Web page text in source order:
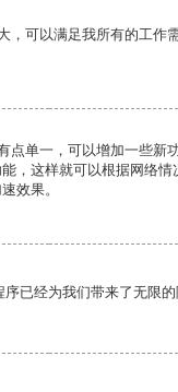
，可以满足我所有的工作
点单一，可以增加一些新
，这样就可以根据网络情
效果。
已经为我们带来了无限的